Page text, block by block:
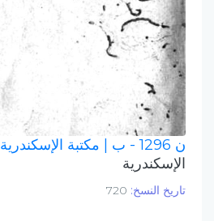
ن 1296 - ب | مكتبة الإسكندرية
الإسكندرية
تاريخ النسخ: